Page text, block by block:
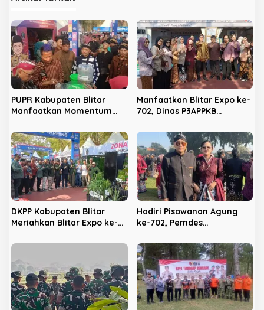
i
p
o
s
PUPR Kabupaten Blitar
Manfaatkan Momentum
Dekatkan Pelayanan Publik
Manfaatkan Blitar Expo ke-
702, Dinas P3APPKB
dan Pencegahan
Kekerasan Anak
DKPP Kabupaten Blitar
Meriahkan Blitar Expo ke-
Pertanian Modern dan
Hadiri Pisowanan Agung
ke-702, Pemdes
Ajang Silaturahmi dan
‘Ngasuh Kawruh’